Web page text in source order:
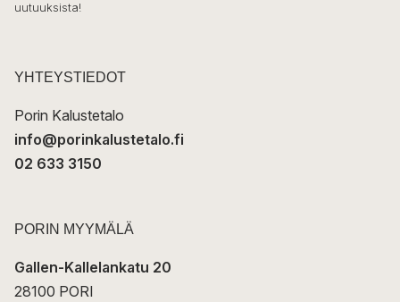
k
t
uutuuksista!
YHTEYSTIEDOT
Porin Kalustetalo
info@porinkalustetalo.fi
02 633 3150
PORIN MYYMÄLÄ
Gallen-Kallelankatu 20
28100 PORI